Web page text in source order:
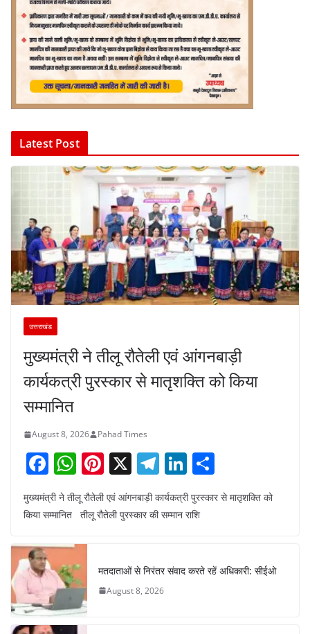
Latest Post
उत्तराखंड
मुख्यमंत्री ने तीलू रौतेली एवं आंगनबाड़ी
कार्यकत्री पुरस्कार से मातृशक्ति को किया
सम्मानित
August 8, 2026 Pahad Times
F
a
c
b
o
o
k
W
h
at
A
p
p
Pi
nt
er
X T
el
e
m
Li
n
k
n
h
ar
मुख्यमंत्री ने तीलू रौतेली एवं आंगनबाड़ी कार्यकत्री पुरस्कार से मातृशक्ति को
किया सम्मानित तीलू रौतेली पुरस्कार की सम्मान राशि
मतदाताओं से निरंतर संवाद करते रहें अधिकारी: सीईओ
August 8, 2026